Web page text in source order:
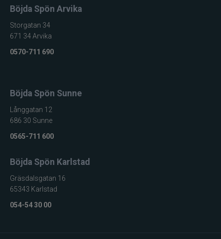
Böjda Spön Arvika
Storgatan 34
671 34 Arvika
0570-711 690
Böjda Spön Sunne
Långgatan 12
686 30 Sunne
0565-711 600
Böjda Spön Karlstad
Gräsdalsgatan 16
65343 Karlstad
054-54 30 00